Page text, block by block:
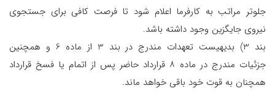
جلوتر مراتب به کارفرما اعلام شود تا فرصت کافی برای جستجوی
نیروی جایگزین وجود داشته باشد.
بند 3) بدیهیست تعهدات مندرج در بند 3 از ماده 6 و همچنین
جزئیات مندرج در ماده ۸ قرارداد حاضر پس از اتمام یا فسخ قرارداد
همچنان به قوت خود باقی خواهد ماند.